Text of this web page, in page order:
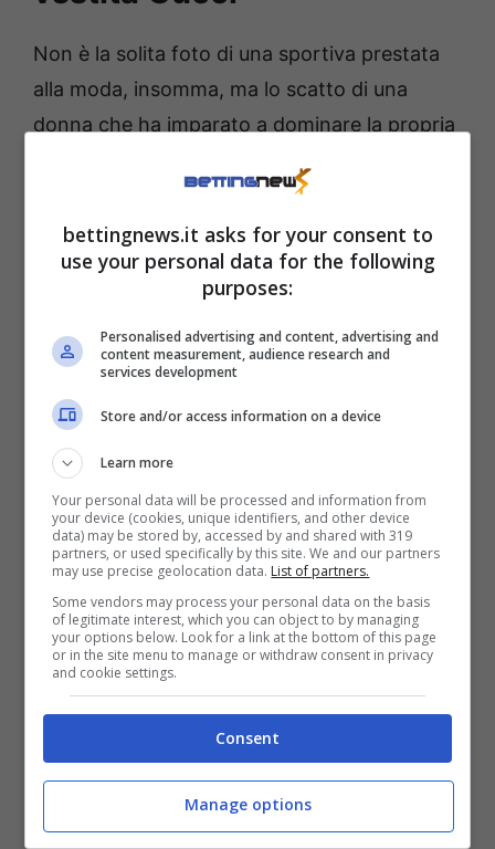
Non è la solita foto di una sportiva prestata
alla moda, insomma, ma lo scatto di una
donna che ha imparato a dominare la propria
colpisce la pallina. La scelta di Gucci, brand
che sta legando il suo nome ai più grandi
talenti del tennis mondiale, non è casuale:
sottolinea lo status di Aryna come icona
globale.
Sabalenka, una tigre vestita Gucci (Instagram) –
bettingnews.it asks for your consent to
use your personal data for the following
purposes:
Personalised advertising and content, advertising and
content measurement, audience research and
services development
Store and/or access information on a device
Learn more
Your personal data will be processed and information from
your device (cookies, unique identifiers, and other device
data) may be stored by, accessed by and shared with 319
partners, or used specifically by this site. We and our partners
may use precise geolocation data. List of partners.
Some vendors may process your personal data on the basis
of legitimate interest, which you can object to by managing
your options below. Look for a link at the bottom of this page
or in the site menu to manage or withdraw consent in privacy
and cookie settings.
Consent
Manage options